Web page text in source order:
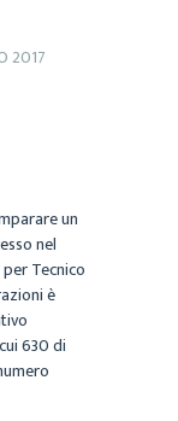
2017
un
nel
Tecnico
è
630 di